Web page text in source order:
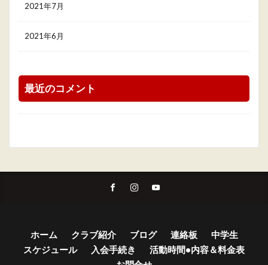
2021年7月
2021年6月
最近のコメント
ホーム クラブ紹介 ブログ 連絡板
中学生
スケジュール
入会手続き
活動時間•内容＆料金表